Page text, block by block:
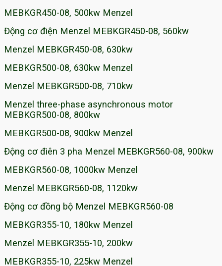
MEBKGR450-08, 500kw Menzel
Động cơ điện Menzel MEBKGR450-08, 560kw
Menzel MEBKGR450-08, 630kw
MEBKGR500-08, 630kw Menzel
Menzel MEBKGR500-08, 710kw
Menzel three-phase asynchronous motor
MEBKGR500-08, 800kw
MEBKGR500-08, 900kw Menzel
Động cơ điên 3 pha Menzel MEBKGR560-08, 900kw
MEBKGR560-08, 1000kw Menzel
Menzel MEBKGR560-08, 1120kw
Động cơ đồng bộ Menzel MEBKGR560-08
MEBKGR355-10, 180kw Menzel
Menzel MEBKGR355-10, 200kw
MEBKGR355-10, 225kw Menzel